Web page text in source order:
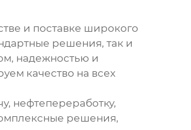
и поставке широкого
решения, так и
надежностью и
качество на всех
нефтепереработку,
решения,